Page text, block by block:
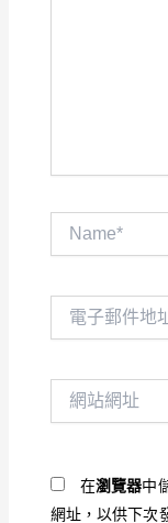
在瀏覽器中
網址，以供下次